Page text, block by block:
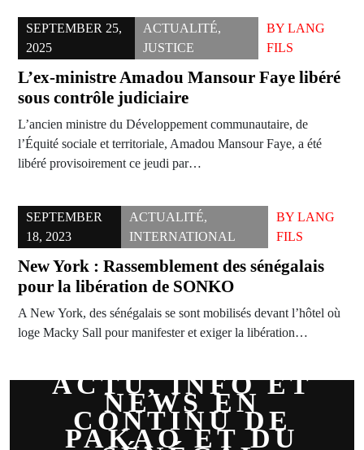
SEPTEMBER 25,
2025
ACTUALITÉ,
JUSTICE
BY LANG
FILS
L’ex-ministre Amadou Mansour Faye libéré
sous contrôle judiciaire
L’ancien ministre du Développement communautaire, de
l’Équité sociale et territoriale, Amadou Mansour Faye, a été
libéré provisoirement ce jeudi par…
SEPTEMBER
18, 2023
ACTUALITÉ,
INTERNATIONAL
BYLANG
FILS
New York : Rassemblement des sénégalais
pour la libération de SONKO
A New York, des sénégalais se sont mobilisés devant l’hôtel où
loge Macky Sall pour manifester et exiger la libération…
ACTU, INFO ET
NEWS EN
CONTINU DE
PAKAO ET DU